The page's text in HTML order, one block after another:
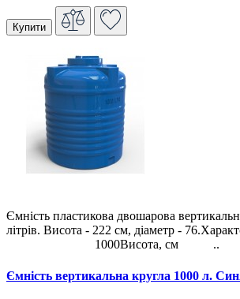
Купити
Ємність пластикова двошарова
літрів. Висота - 222 см, діаметр -
1000Висота, см ..
Ємність вертикальна кругла 1000 л.